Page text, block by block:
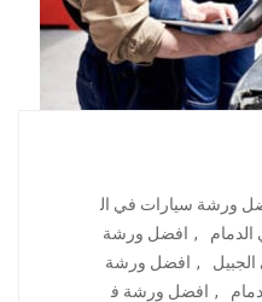
ورشة سيارات في ال
, افضل ورشة
, افضل ورشة
, افضل ورشة ف